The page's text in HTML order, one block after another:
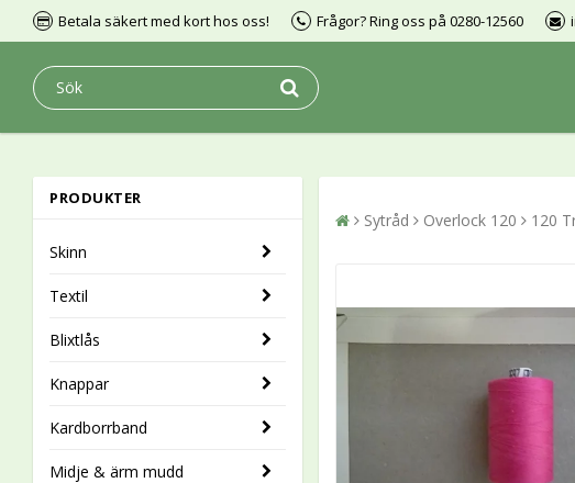
Betala säkert med kort hos oss! Frågor? Ring oss på 0280-12560
PRODUKTER
Skinn
Textil
Blixtlås
Knappar
Kardborrband
Midje & ärm mudd
Sytråd Overlock 120 120